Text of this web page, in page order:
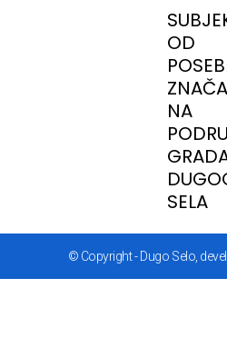
OD
NA
SELA
© Copyright - Dugo Selo,